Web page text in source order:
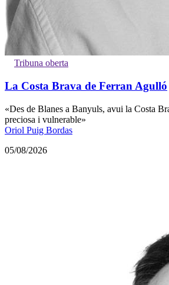
Tribuna oberta
La Costa Brava de Ferran Agulló
«Des de Blanes a Banyuls, avui la Costa
preciosa i vulnerable»
Oriol Puig Bordas
05/08/2026